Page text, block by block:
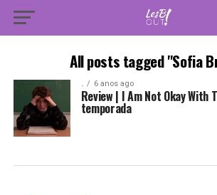
All posts tagged "Sofia
. 6 anos ago
Review | I Am Not Okay With
temporada